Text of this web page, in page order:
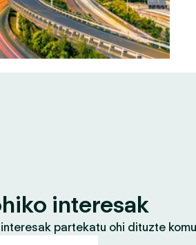
interesak
partekatu ohi dituzte